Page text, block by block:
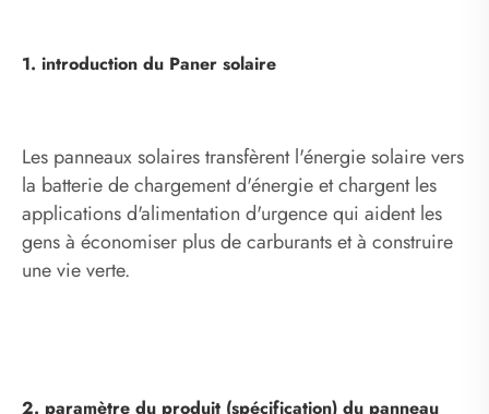
1. introduction du Paner solaire
Les panneaux solaires transfèrent l'énergie solaire vers
la batterie de chargement d'énergie et chargent les
applications d'alimentation d'urgence qui aident les
gens à économiser plus de carburants et à construire
une vie verte.
2. paramètre du produit (spécification) du panneau